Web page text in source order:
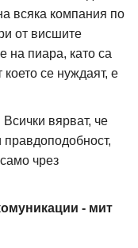
всяка компания по
от висшите
на пиара, като са
се нуждаят, е
вярват, че
чрез
- мит